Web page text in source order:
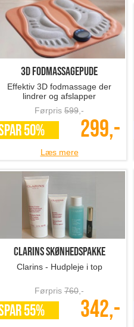
3D fodmassagepude
Effektiv 3D fodmassage der
lindrer og afslapper
Førpris 599 ,-
50% 299,-
Læs mere
Clarins Skønhedspakke
Clarins - Hudpleje i top
Førpris 760 ,-
55% 342,-